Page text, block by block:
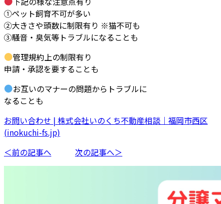
①ペット飼育不可が多い
②大きさや頭数に制限有り ※猫不可も
③騒音・臭気等トラブルになることも
管理規約上の制限有り
申請・承認を要することも
お互いのマナーの問題からトラブルに
なることも
お問い合わせ | 株式会社いのくち不動産相談｜福岡市西区
(inokuchi-fs.jp)
＜前の記事へ
次の記事へ＞